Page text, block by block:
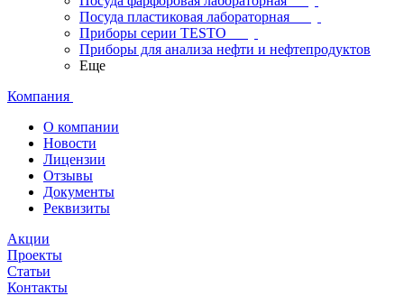
Посуда пластиковая лабораторная
Приборы серии TESTO
Приборы для анализа нефти и нефтепродуктов
Еще
Компания
О компании
Новости
Лицензии
Отзывы
Документы
Реквизиты
Акции
Проекты
Статьи
Контакты